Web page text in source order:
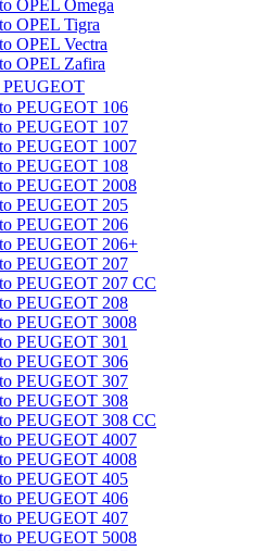
OPEL Omega
OPEL Tigra
OPEL Vectra
OPEL Zafira
PEUGEOT
PEUGEOT 106
PEUGEOT 107
PEUGEOT 1007
PEUGEOT 108
PEUGEOT 2008
PEUGEOT 205
PEUGEOT 206
PEUGEOT 206+
PEUGEOT 207
PEUGEOT 207 CC
PEUGEOT 208
PEUGEOT 3008
PEUGEOT 301
PEUGEOT 306
PEUGEOT 307
PEUGEOT 308
PEUGEOT 308 CC
PEUGEOT 4007
PEUGEOT 4008
PEUGEOT 405
PEUGEOT 406
PEUGEOT 407
PEUGEOT 5008